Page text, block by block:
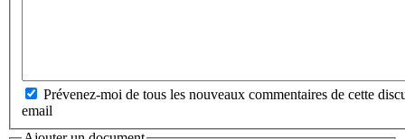
Prévenez-moi de tous les nouveaux commentaires de cette
email